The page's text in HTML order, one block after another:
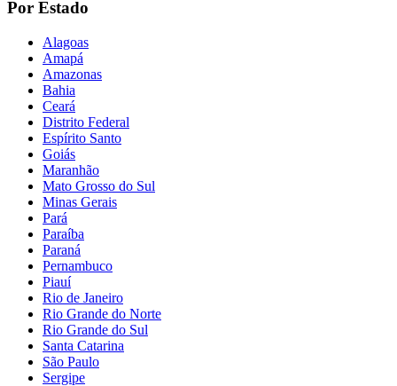
Por Estado
Alagoas
Amapá
Amazonas
Bahia
Ceará
Distrito Federal
Espírito Santo
Goiás
Maranhão
Mato Grosso do Sul
Minas Gerais
Pará
Paraíba
Paraná
Pernambuco
Piauí
Rio de Janeiro
Rio Grande do Norte
Rio Grande do Sul
Santa Catarina
São Paulo
Sergipe